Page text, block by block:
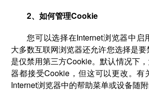
2、如何管理Cookie
您可以选择在Internet浏览器中启
大多数互联网浏览器还允许您选择是
是仅禁用第三方Cookie。默认情况下
器都接受Cookie，但这可以更改。有
Internet浏览器中的帮助菜单或设备随附